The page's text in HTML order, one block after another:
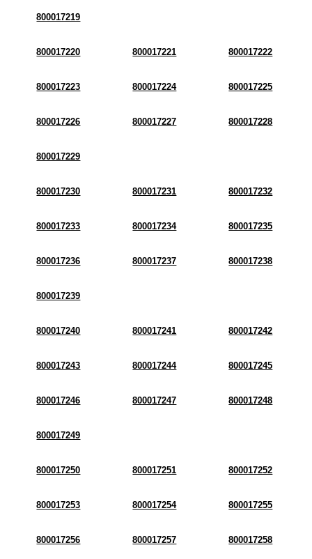
800017219
800017220 800017221 800017222
800017223 800017224 800017225
800017226 800017227 800017228
800017229
800017230 800017231 800017232
800017233 800017234 800017235
800017236 800017237 800017238
800017239
800017240 800017241 800017242
800017243 800017244 800017245
800017246 800017247 800017248
800017249
800017250 800017251 800017252
800017253 800017254 800017255
800017256 800017257 800017258